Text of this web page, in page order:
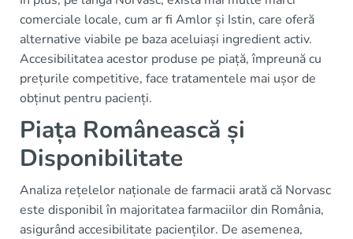
comerciale locale, cum ar fi Amlor și Istin, care oferă
alternative viabile pe baza aceluiași ingredient activ.
Accesibilitatea acestor produse pe piață, împreună cu
prețurile competitive, face tratamentele mai ușor de
obținut pentru pacienți.
Piața Românească și
Disponibilitate
Analiza rețelelor naționale de farmacii arată că Norvasc
este disponibil în majoritatea farmaciilor din România,
asigurând accesibilitate pacienților. De asemenea,